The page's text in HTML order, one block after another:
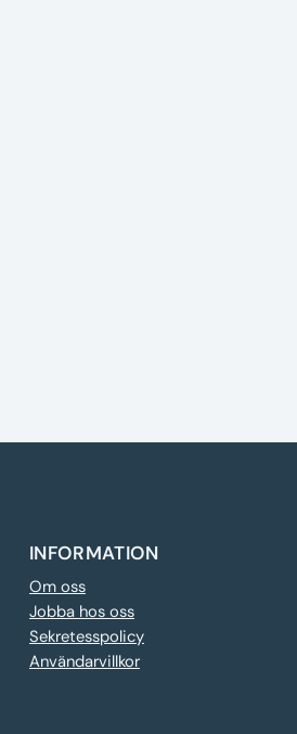
INFORMATION
Om oss
Jobba hos oss
Sekretesspolicy
Användarvillkor